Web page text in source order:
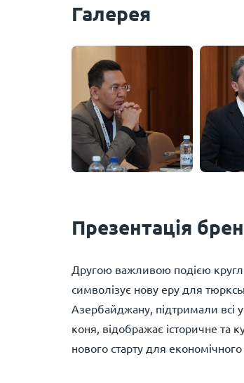
Галерея
Презентація
Другою важливою подією
символізує нову еру для
Азербайджану, підтримали всі
коня, відображає історичне та
нового старту для економічного